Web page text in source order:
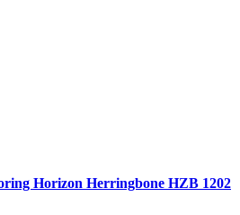
Horizon Herringbone HZB 1202